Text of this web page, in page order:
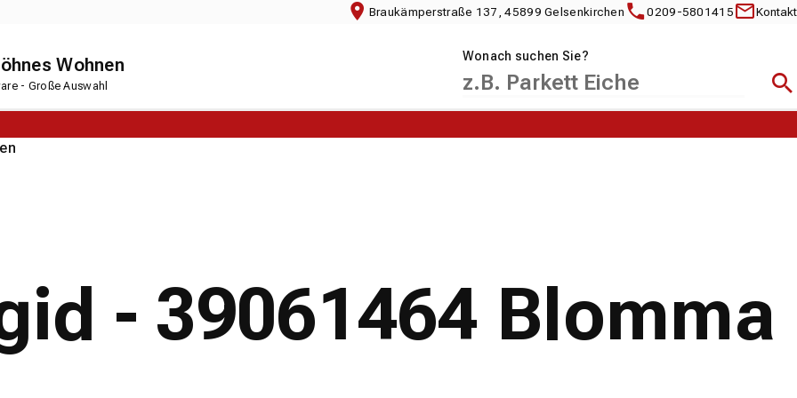
Braukämperstraße 137, 45899 Gelsenkirchen 0209-5801415 Kontakt
Wohnen
- Große Auswahl
Wonach suchen Sie?
- 39061464 Blomma